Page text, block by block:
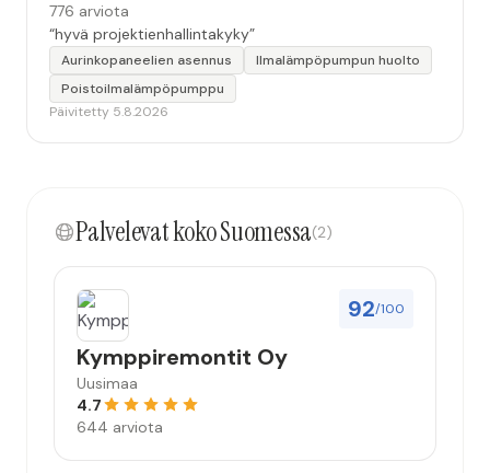
776 arviota
“hyvä projektienhallintakyky”
Aurinkopaneelien asennus
Ilmalämpöpumpun huolto
Poistoilmalämpöpumppu
Päivitetty 5.8.2026
Palvelevat koko Suomessa(2)
92/100
Kymppiremontit Oy
Uusimaa
4.7
644 arviota